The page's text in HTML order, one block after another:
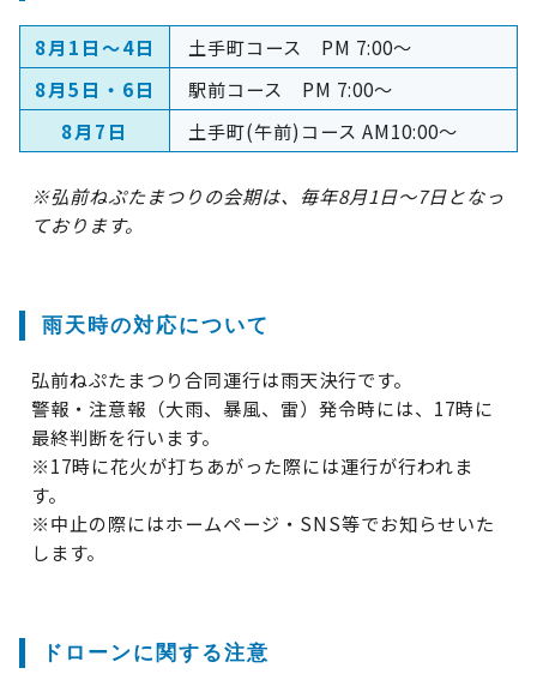
8月1日～4日
土手町コース PM 7:00～
8月5日・6日
駅前コース PM 7:00～
8月7日
土手町(午前)コース AM10:00～
※弘前ねぷたまつりの会期は、毎年8月1日～7日となっ
ております。
雨天時の対応について
弘前ねぷたまつり合同運行は雨天決行です。
警報・注意報（大雨、暴風、雷）発令時には、17時に
最終判断を行います。
※17時に花火が打ちあがった際には運行が行われま
す。
※中止の際にはホームページ・SNS等でお知らせいた
します。
ドローンに関する注意